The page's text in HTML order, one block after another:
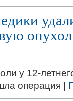
у 12-
операция |